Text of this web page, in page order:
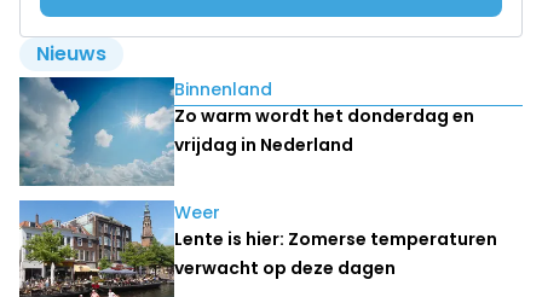
Nieuws
Lees ook
Binnenland
Zo warm wordt het donderdag en
vrijdag in Nederland
Weer
Lente is hier: Zomerse temperaturen
verwacht op deze dagen